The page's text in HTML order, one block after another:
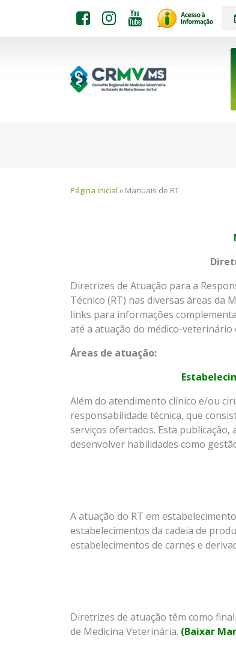
Página Inicial » Manuais de RT
Diretrizes de Atuação para a
Técnico (RT) nas diversas áreas da
links para informações
até a atuação do médico-
Áreas de atuação:
Além do atendimento clínico e/ou
responsabilidade técnica, que
serviços ofertados. Esta publicação,
desenvolver habilidades como
A atuação do RT em
estabelecimentos da cadeia de
estabelecimentos de carnes e
Diretrizes de atuação têm como
de Medicina Veterinária. (Baixar